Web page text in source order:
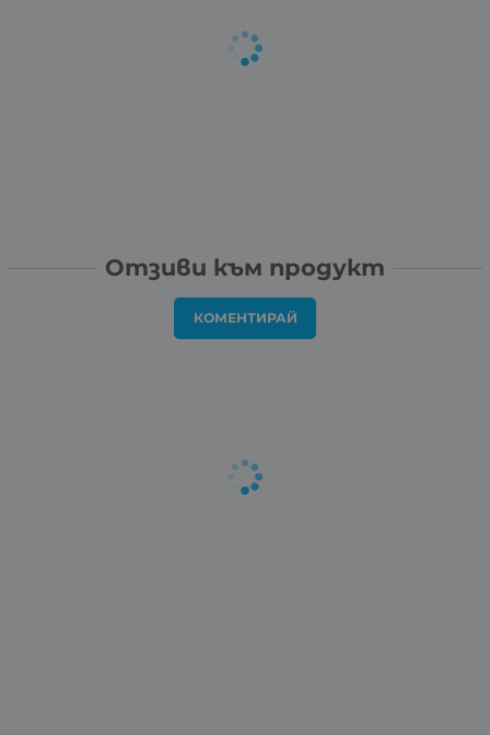
Отзиви към продукт
КОМЕНТИРАЙ